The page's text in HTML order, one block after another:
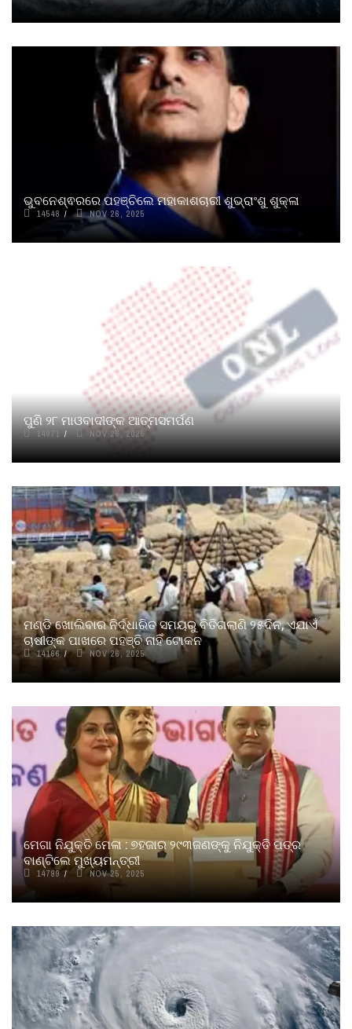
ଭୁବନେଶ୍ଵରରେ ପହଞ୍ଚିଲେ ମହାକାଶଚାରୀ ଶୁଭ୍ରାଂଶୁ ଶୁକ୍ଳା
14548 NOV 26, 2025
ପୁଣି ୨୮ ମାଓବାଦୀଙ୍କ ଆତ୍ମସମର୍ପଣ
14971 NOV 26, 2025
ମଣ୍ଡି ଖୋଲିବାର ନିର୍ଦ୍ଧାରିତ ସମୟରୁ ବିତିଗଲାଣି ୨୫ଦିନ, ଏଯାଏଁ
ଚାଷୀଙ୍କ ପାଖରେ ପହଞ୍ଚି ନାହିଁ ଟୋକନ
14166 NOV 26, 2025
ମେଗା ନିଯୁକ୍ତି ମେଳା : ୭ହଜାର ୨୯୩ଜଣଙ୍କୁ ନିଯୁକ୍ତି ପତ୍ର
ବାଣ୍ଟିଲେ ମୁଖ୍ୟମନ୍ତ୍ରୀ
14799 NOV 25, 2025